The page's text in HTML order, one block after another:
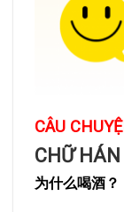
CÂU
CHỮ HÁN
为什么喝酒？